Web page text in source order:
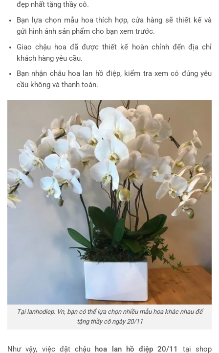
đẹp nhất tặng thầy cô.
Bạn lựa chọn mẫu hoa thích hợp, cửa hàng sẽ thiết kế và
gửi hình ảnh sản phẩm cho bạn xem trước.
Giao chậu hoa đã được thiết kế hoàn chỉnh đến địa chỉ
khách hàng yêu cầu.
Bạn nhận châu hoa lan hồ điệp, kiểm tra xem có đúng yêu
cầu không và thanh toán.
Tại lanhodiep. Vn, bạn có thể lựa chọn nhiều mẫu hoa khác nhau để
tặng thầy cô ngày 20/11
Như vậy, việc đặt chậu hoa lan hồ điệp 20/11 tại shop